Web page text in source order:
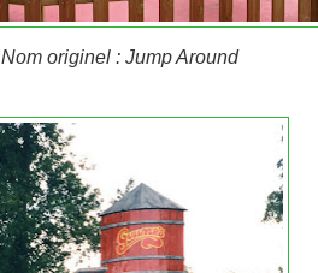
Nom originel : Jump Around